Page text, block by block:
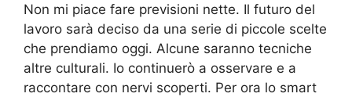
Non mi piace fare previsioni nette. Il futuro del
lavoro sarà deciso da una serie di piccole scelte
che prendiamo oggi. Alcune saranno tecniche
altre culturali. Io continuerò a osservare e a
raccontare con nervi scoperti. Per ora lo smart